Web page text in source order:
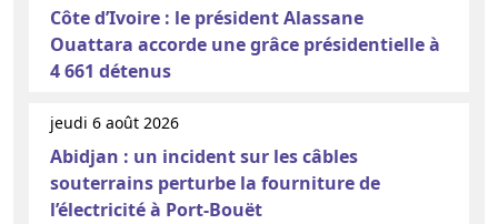
Côte d’Ivoire : le président Alassane
Ouattara accorde une grâce présidentielle à
4 661 détenus
jeudi 6 août 2026
Abidjan : un incident sur les câbles
souterrains perturbe la fourniture de
l’électricité à Port-Bouët